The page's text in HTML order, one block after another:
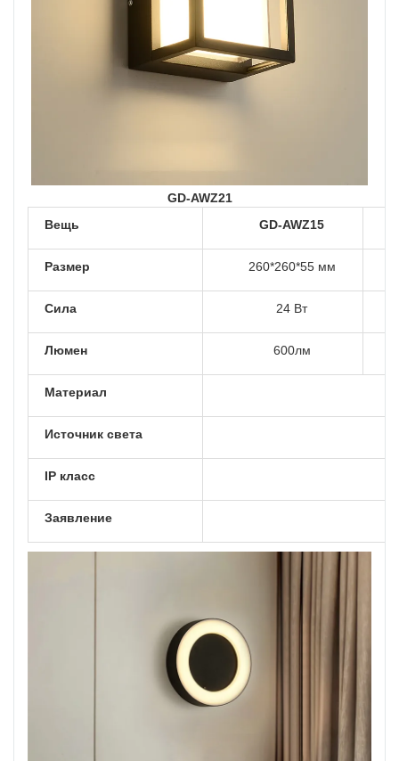
GD-AWZ21
Вещь
GD-AWZ15
Размер 260*260*55 мм
Сила 24 Вт
Люмен 600лм
Материал
Источник света
IP класс
Заявление